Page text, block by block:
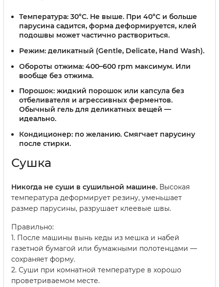
Температура: 30°C. Не выше. При 40°C и больше
парусина садится, форма деформируется, клей
подошвы может частично раствориться.
Режим: деликатный (Gentle, Delicate, Hand Wash).
Обороты отжима: 400–600 rpm максимум. Или
вообще без отжима.
Порошок: жидкий порошок или капсула без
отбеливателя и агрессивных ферментов.
Обычный гель для деликатных вещей —
идеально.
Кондиционер: по желанию. Смягчает парусину
после стирки.
Сушка
Никогда не суши в сушильной машине. Высокая
температура деформирует резину, уменьшает
размер парусины, разрушает клеевые швы.
Правильно:
1. После машины вынь кеды из мешка и набей
газетной бумагой или бумажными полотенцами —
сохраняет форму.
2. Суши при комнатной температуре в хорошо
проветриваемом месте.